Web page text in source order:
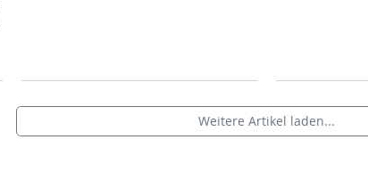
Weitere Artikel laden...